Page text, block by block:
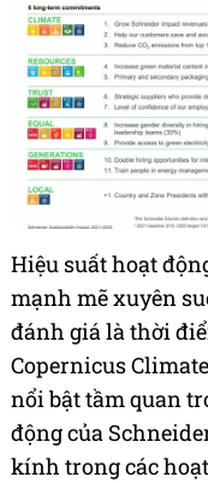
Hiệu suất hoạt
mạnh mẽ xuyên
đánh giá là thời
Copernicus
nổi bật tầm quan
động của
kính trong các